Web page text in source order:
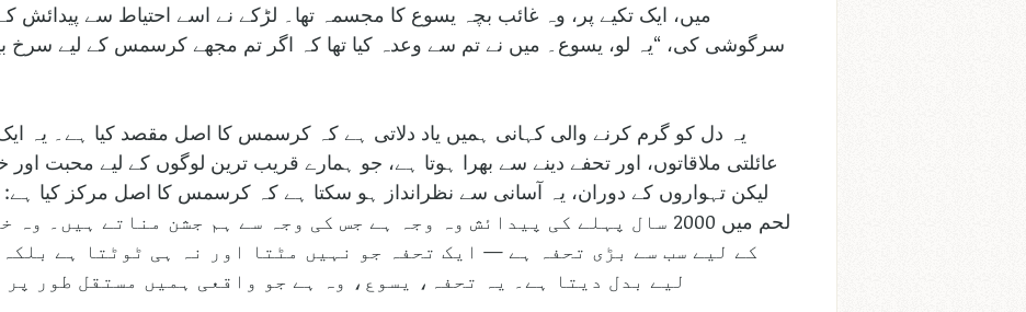
میں، ایک تکیے پر، وہ غائب بچہ یسوع کا مجسمہ تھا۔ لڑکے نے اسے احتیاط سے پیدائش
سرگوشی کی، “یہ لو، یسوع۔ میں نے تم سے وعدہ کیا تھا کہ اگر تم مجھے کرسمس کے لیے سرخ
یہ دل کو گرم کرنے والی کہانی ہمیں یاد دلاتی ہے کہ کرسمس کا اصل مقصد کیا ہے۔ یہ
عائلتی ملاقاتوں، اور تحفے دینے سے بھرا ہوتا ہے، جو ہمارے قریب ترین لوگوں کے لیے محبت
لیکن تہواروں کے دوران، یہ آسانی سے نظرانداز ہو سکتا ہے کہ کرسمس کا اصل مرکز کیا
لحم میں 2000 سال پہلے کی پیدائش وہ وجہ ہے جس کی وجہ سے ہم جشن مناتے ہیں۔
کے لیے سب سے بڑی تحفہ ہے — ایک تحفہ جو نہیں مٹتا اور نہ ہی ٹوٹتا ہے
لیے بدل دیتا ہے۔ یہ تحفہ، یسوع، وہ ہے جو واقعی ہمیں مستقل طور